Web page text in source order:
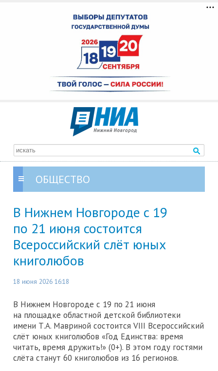
ОБЩЕСТВО
В Нижнем Новгороде с 19
по 21 июня состоится
Всероссийский слёт юных
книголюбов
18 июня 2026 16:18
В Нижнем Новгороде с 19 по 21 июня
на площадке областной детской библиотеки
имени Т.А. Мавриной состоится VIII Всероссийский
слёт юных книголюбов «Год Единства: время
читать, время дружить!» (0+). В этом году гостями
слёта станут 60 книголюбов из 16 регионов.